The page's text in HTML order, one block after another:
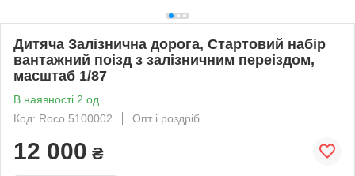
Дитяча Залізнична дорога, Стартовий набір
вантажний поiзд з залiзничним переiздом,
масштаб 1/87
В наявності 2 од.
Код: Roco 5100002
Опт і роздріб
12 000 ₴